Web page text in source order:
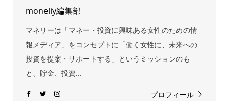
moneliy編集部
マネリーは「マネー・投資に興味ある女性のための情
報メディア」をコンセプトに「働く女性に、未来への
投資を提案・サポートする」というミッションのも
と、貯金、投資...
プロフィール